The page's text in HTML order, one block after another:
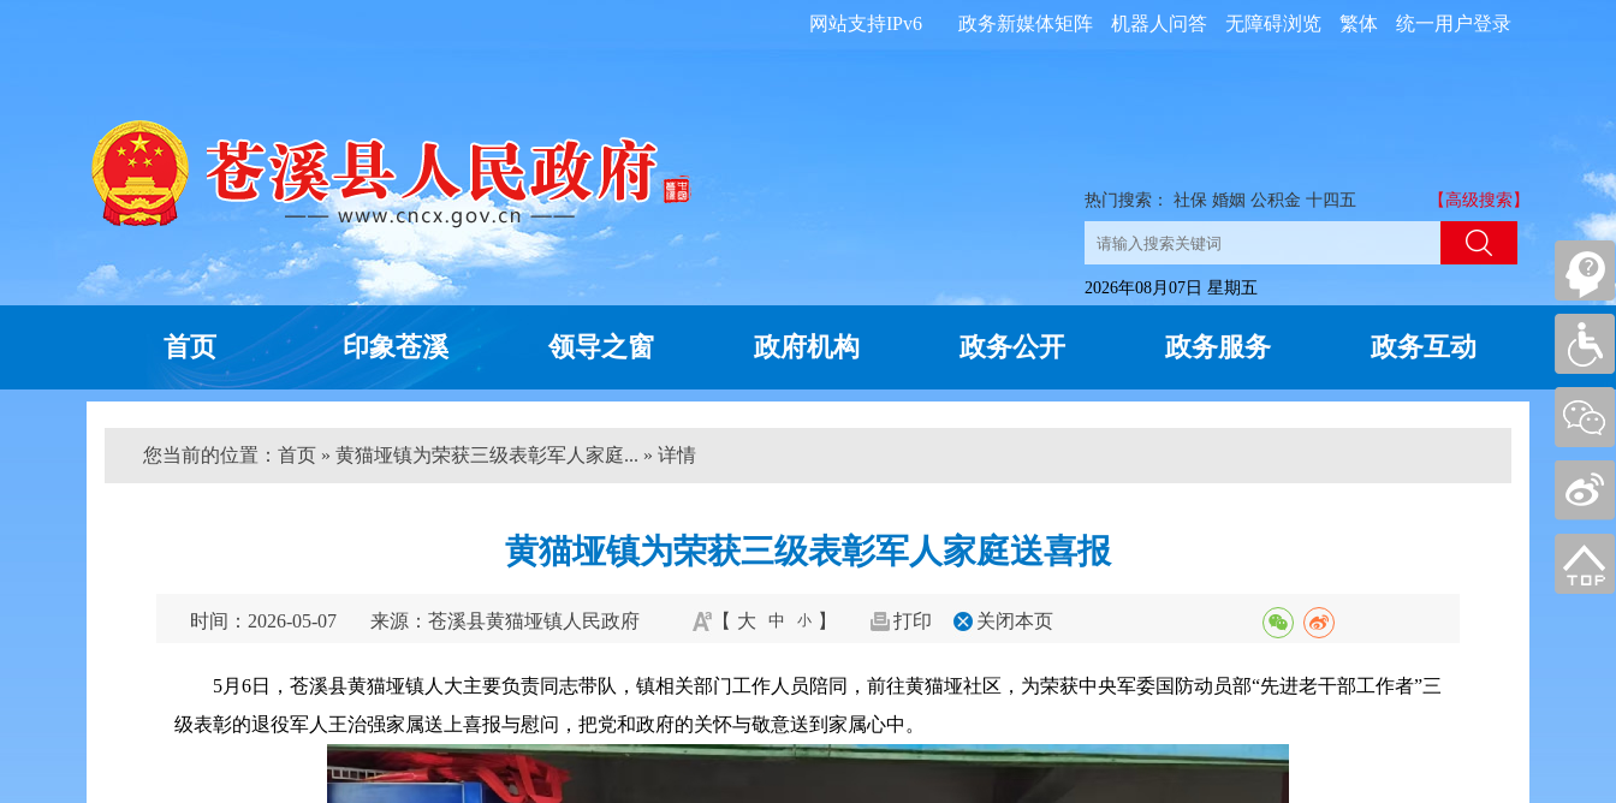
统一用户登录
繁体
无障碍浏览
机器人问答
政务新媒体矩阵
网站支持IPv6
热门搜索： 社保 婚姻 公积金 十四五 【高级搜索】
2026年08月07日 星期五
首页 印象苍溪 领导之窗 政府机构 政务公开 政务服务 政务互动
您当前的位置： 首页 » 黄猫垭镇为荣获三级表彰军人家庭... » 详情
黄猫垭镇为荣获三级表彰军人家庭送喜报
时间：2026-05-07 来源：苍溪县黄猫垭镇人民政府 【 大 中 小 】 打印 关闭本页
5月6日，苍溪县黄猫垭镇人大主要负责同志带队，镇相关部门工作人员陪同，前往黄猫垭社区，为荣获中央军委国防动员部“先进老干部工作者”三
级表彰的退役军人王治强家属送上喜报与慰问，把党和政府的关怀与敬意送到家属心中。